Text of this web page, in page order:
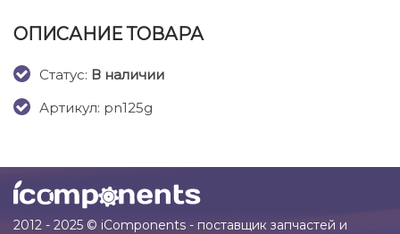
ОПИСАНИЕ ТОВАРА
Cтатус: В наличии
Артикул: pn125g
2012 - 2025 © iComponents - поставщик запчастей и